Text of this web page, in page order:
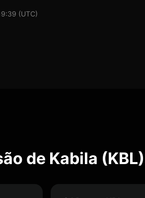
(UTC)
de Kabila (KBL)